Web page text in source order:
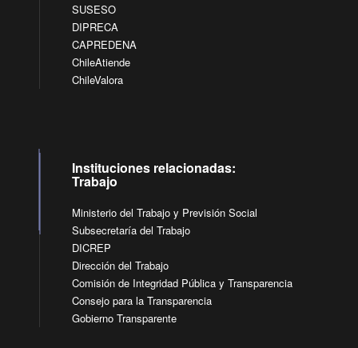
SUSESO
DIPRECA
CAPREDENA
ChileAtiende
ChileValora
Instituciones relacionadas:
Trabajo
Ministerio del Trabajo y Previsión Social
Subsecretaría del Trabajo
DICREP
Dirección del Trabajo
Comisión de Integridad Pública y Transparencia
Consejo para la Transparencia
Gobierno Transparente